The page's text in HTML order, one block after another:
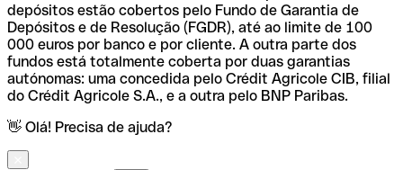
depósitos estão cobertos pelo Fundo de Garantia de
Depósitos e de Resolução (FGDR), até ao limite de 100
000 euros por banco e por cliente. A outra parte dos
fundos está totalmente coberta por duas garantias
autónomas: uma concedida pelo Crédit Agricole CIB, filial
do Crédit Agricole S.A., e a outra pelo BNP Paribas.
👋 Olá! Precisa de ajuda?